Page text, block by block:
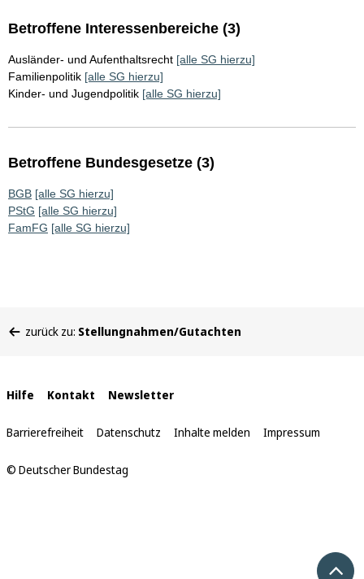
Betroffene Interessenbereiche (3)
Ausländer- und Aufenthaltsrecht [alle SG hierzu]
Familienpolitik [alle SG hierzu]
Kinder- und Jugendpolitik [alle SG hierzu]
Betroffene Bundesgesetze (3)
BGB [alle SG hierzu]
PStG [alle SG hierzu]
FamFG [alle SG hierzu]
befinden
zurück zu: Stellungnahmen/Gutachten
Interne
Links
Hilfe Kontakt Newsletter
Barrierefreiheit Datenschutz Inhalte melden Impressum
© Deutscher Bundestag